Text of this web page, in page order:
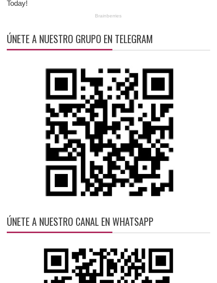
ÚNETE A NUESTRO GRUPO EN TELEGRAM
ÚNETE A NUESTRO CANAL EN WHATSAPP